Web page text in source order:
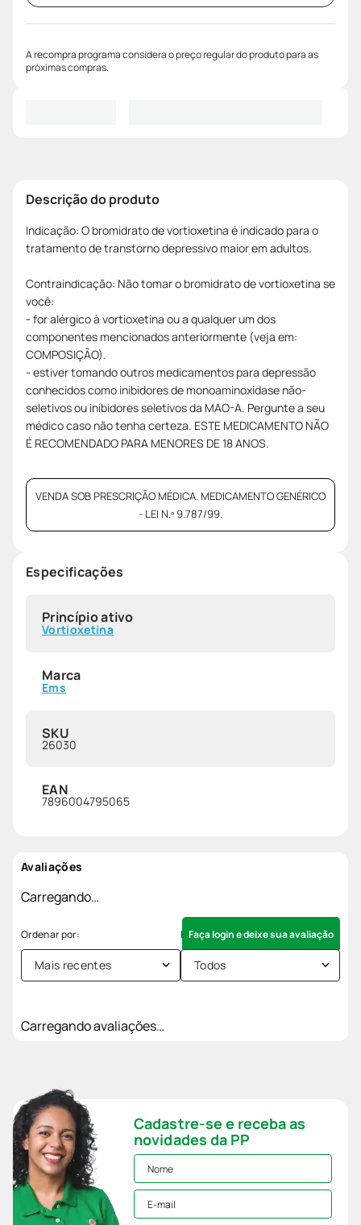
A recompra programa considera o preço regular do produto para as
próximas compras.
Descrição do produto
Indicação: O bromidrato de vortioxetina é indicado para o
tratamento de transtorno depressivo maior em adultos.
Contraindicação: Não tomar o bromidrato de vortioxetina se
você:
- for alérgico à vortioxetina ou a qualquer um dos
componentes mencionados anteriormente (veja em:
COMPOSIÇÃO).
- estiver tomando outros medicamentos para depressão
conhecidos como inibidores de monoaminoxidase não-
seletivos ou inibidores seletivos da MAO-A. Pergunte a seu
médico caso não tenha certeza. ESTE MEDICAMENTO NÃO
É RECOMENDADO PARA MENORES DE 18 ANOS.
VENDA SOB PRESCRIÇÃO MÉDICA. MEDICAMENTO GENÉRICO
- LEI N.º 9.787/99.
Especificações
Princípio ativo
Vortioxetina
Marca
Ems
SKU
26030
EAN
7896004795065
Avaliações
Carregando…
Faça login e deixe sua avaliação
Mais recentes Todos
Carregando avaliações…
Cadastre-se e receba as
novidades da PP